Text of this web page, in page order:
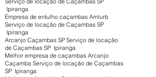
Ipiranga
Empresa de entulho caçambas Amlurb
Serviço de locação de Caçambas SP
Ipiranga
Arcanjo Caçambas SP Serviço de locação
de Caçambas SP Ipiranga
Melhor empresa de caçambas Arcanjo
Caçamba Serviço de locação de Caçambas
SP Ipiranga